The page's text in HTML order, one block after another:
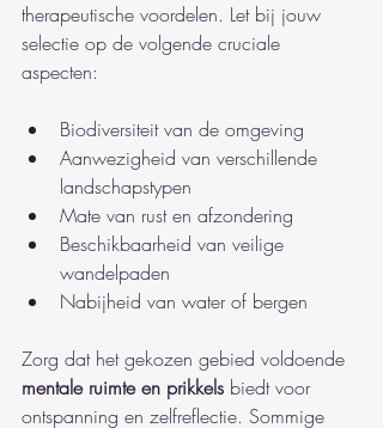
therapeutische voordelen. Let bij jouw
selectie op de volgende cruciale
aspecten:
Biodiversiteit van de omgeving
Aanwezigheid van verschillende
landschapstypen
Mate van rust en afzondering
Beschikbaarheid van veilige
wandelpaden
Nabijheid van water of bergen
Zorg dat het gekozen gebied voldoende
mentale ruimte en prikkels biedt voor
ontspanning en zelfreflectie. Sommige